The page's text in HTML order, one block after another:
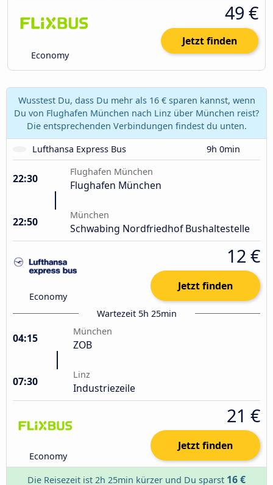
Economy
49 €
Jetzt finden
Wusstest Du, dass Du mehr als 16 € sparen kannst, wenn
Du von Flughafen München nach Linz über München reist?
Die entsprechenden Verbindungen findest du unten.
Lufthansa Express Bus
9h 0min
22:30
Flughafen München
Flughafen München
22:50
München
Schwabing Nordfriedhof Bushaltestelle
Economy
12 €
Jetzt finden
Wartezeit 5h 25min
04:15
München
ZOB
07:30
Linz
Industriezeile
Economy
21 €
Jetzt finden
Die Reisezeit ist 2h 25min kürzer und Du sparst 16 €